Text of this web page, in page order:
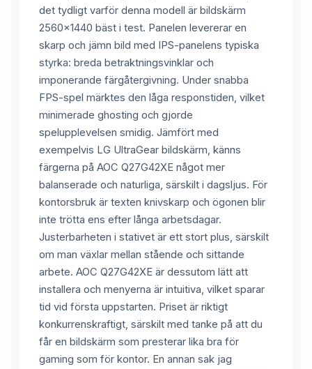
det tydligt varför denna modell är bildskärm
2560x1440 bäst i test. Panelen levererar en
skarp och jämn bild med IPS-panelens typiska
styrka: breda betraktningsvinklar och
imponerande färgåtergivning. Under snabba
FPS-spel märktes den låga responstiden, vilket
minimerade ghosting och gjorde
spelupplevelsen smidig. Jämfört med
exempelvis LG UltraGear bildskärm, känns
färgerna på AOC Q27G42XE något mer
balanserade och naturliga, särskilt i dagsljus. För
kontorsbruk är texten knivskarp och ögonen blir
inte trötta ens efter långa arbetsdagar.
Justerbarheten i stativet är ett stort plus, särskilt
om man växlar mellan stående och sittande
arbete. AOC Q27G42XE är dessutom lätt att
installera och menyerna är intuitiva, vilket sparar
tid vid första uppstarten. Priset är riktigt
konkurrenskraftigt, särskilt med tanke på att du
får en bildskärm som presterar lika bra för
gaming som för kontor. En annan sak jag